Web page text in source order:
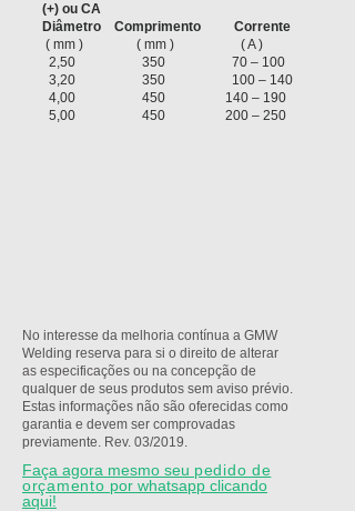
(+) ou CA
Diâmetro
Comprimento Corrente
( mm ) ( mm ) ( A )
2,50 350 70 – 100
3,20 350 100 – 140
4,00 450 140 – 190
5,00 450 200 – 250
No interesse da melhoria contínua a GMW
Welding reserva para si o direito de alterar
as especificações ou na concepção de
qualquer de seus produtos sem aviso prévio.
Estas informações não são oferecidas como
garantia e devem ser comprovadas
previamente. Rev. 03/2019.
Faça agora mesmo seu pedido de
orçamento por whatsapp clicando
aqui!